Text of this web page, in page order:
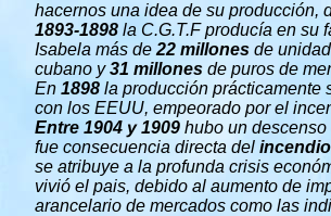
hacernos una idea de su producción,
1893-1898 la C.G.T.F producía en su
Isabela más de 22 millones de
cubano y31 millones de puros de
En 1898 la producción prácticamente
con los EEUU, empeorado por el
Entre 1904 y 1909 hubo un
fue consecuencia directa del incendio
se atribuye a la profunda crisis
vivió el pais, debido al aumento de
arancelario de mercados como las